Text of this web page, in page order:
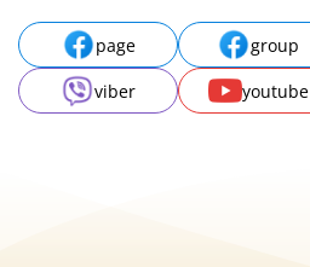
page group
viber
youtube